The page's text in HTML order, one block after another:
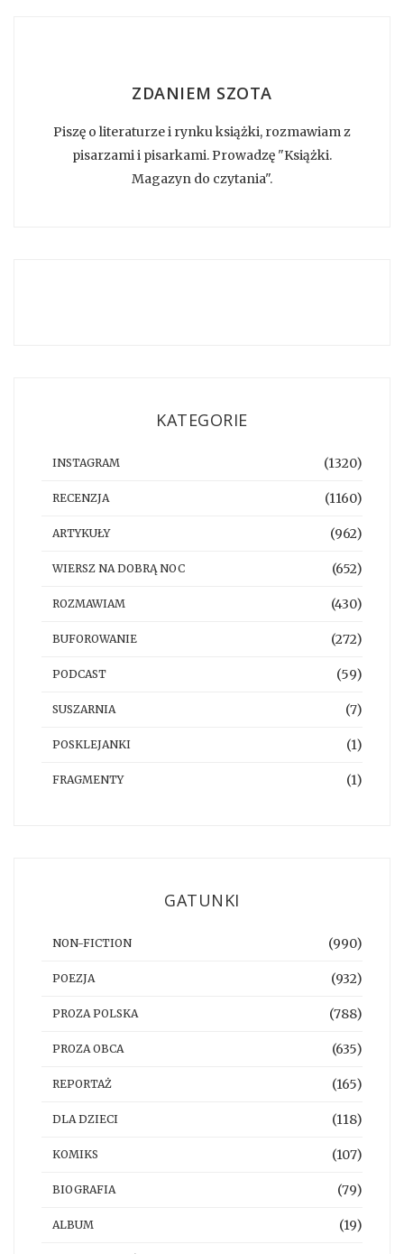
ZDANIEM SZOTA
Piszę o literaturze i rynku książki, rozmawiam z
pisarzami i pisarkami. Prowadzę "Książki.
Magazyn do czytania".
KATEGORIE
INSTAGRAM (1320)
RECENZJA (1160)
ARTYKUŁY (962)
WIERSZ NA DOBRĄ NOC (652)
ROZMAWIAM (430)
BUFOROWANIE (272)
PODCAST (59)
SUSZARNIA (7)
POSKLEJANKI (1)
FRAGMENTY (1)
GATUNKI
NON-FICTION (990)
POEZJA (932)
PROZA POLSKA (788)
PROZA OBCA (635)
REPORTAŻ (165)
DLA DZIECI (118)
KOMIKS (107)
BIOGRAFIA (79)
ALBUM (19)